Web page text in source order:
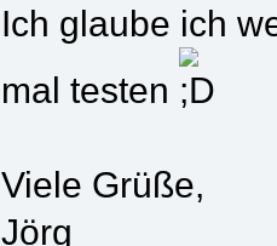
Ich glaube ich
mal testen
Viele Grüße,
Jörg